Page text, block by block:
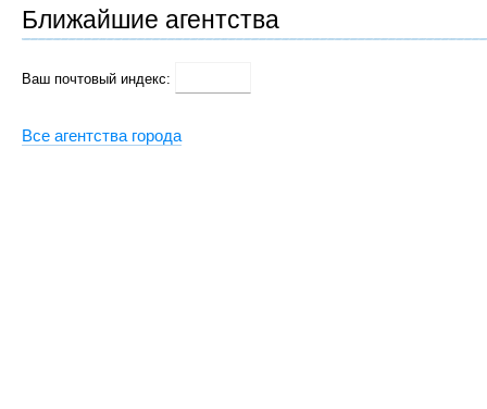
Ближайшие агентства
Ваш почтовый индекс:
Все агентства города